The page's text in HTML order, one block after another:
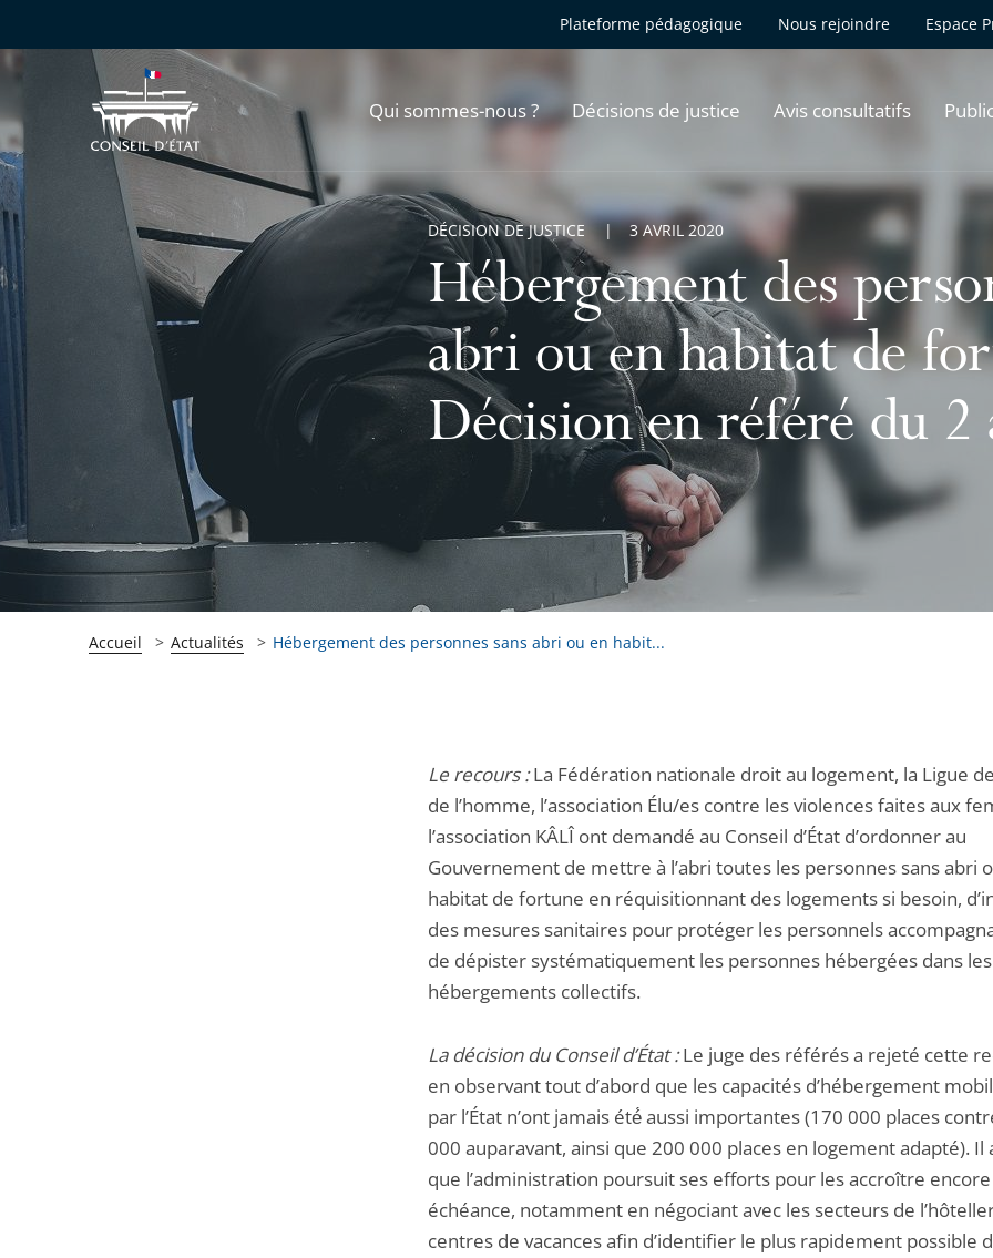
Plateforme pédagogique Nous rejoindre Espace
Qui sommes-nous ? Décisions de justice Avis consultatifs
Hébergement des
abri ou en habitat de
Décision en référé du 2
DÉCISION DE JUSTICE 3 AVRIL 2020
Accueil Actualités Hébergement des personnes sans abri ou en habit...
Le recours :La Fédération nationale droit au logement, la Ligue
de l’homme, l’association Élu/es contre les violences faites aux
l’association KÂLÎ ont demandé au Conseil d’État d’ordonner au
Gouvernement de mettre à l’abri toutes les personnes sans abri
habitat de fortune en réquisitionnant des logements si besoin,
des mesures sanitaires pour protéger les personnels
de dépister systématiquement les personnes hébergées dans les
hébergements collectifs.
La décision du Conseil d’État :Le juge des référés a rejeté cette
en observant tout d’abord que les capacités d’hébergement
par l’État n’ont jamais été́ aussi importantes (170 000 places
000 auparavant, ainsi que 200 000 places en logement adapté). Il
que l’administration poursuit ses efforts pour les accroître
échéance, notamment en négociant avec les secteurs de
centres de vacances afin d’identifier le plus rapidement possible